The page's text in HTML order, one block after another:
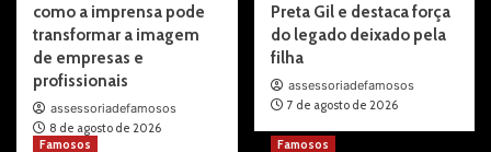
como a imprensa pode
transformar a imagem
de empresas e
profissionais
assessoriadefamosos
8 de agosto de 2026
Preta Gil e destaca força
do legado deixado pela
filha
assessoriadefamosos
7 de agosto de 2026
Famosos Famosos